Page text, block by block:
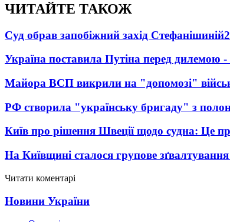
ЧИТАЙТЕ ТАКОЖ
Суд обрав запобіжний захід Стефанішиній
Україна поставила Путіна перед дилемою
Майора ВСП викрили на "допомозі"
РФ створила "українську бригаду" з
Київ про рішення Швеції щодо судна: Це
На Київщині сталося групове зґвалтування
Читати коментарі
Новини України